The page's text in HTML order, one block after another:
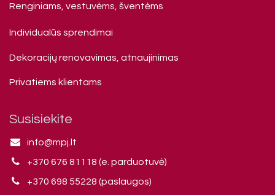
Renginiams, vestuvėms, šventėms
Individualūs sprendimai
Dekoracijų renovavimas, atnaujinimas
Privatiems klienta​ms
Susisiekite
info@mpj.lt
+370 676 81118 (e. parduotuvė)
+370 698 55228 (paslaugos)